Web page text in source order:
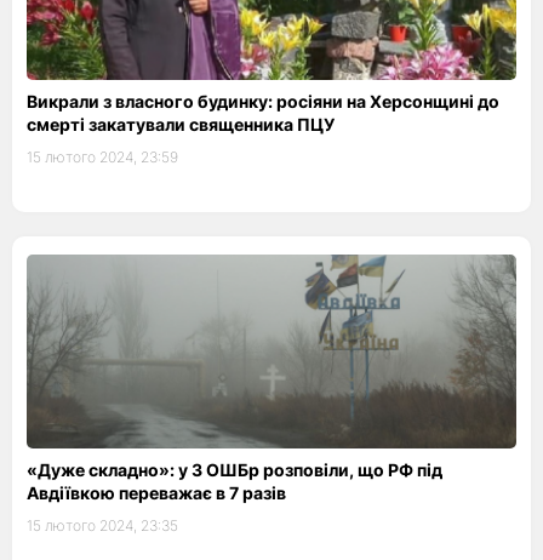
Викрали з власного будинку: росіяни на Херсонщині до
смерті закатували священника ПЦУ
15 лютого 2024, 23:59
«Дуже складно»: у 3 ОШБр розповіли, що РФ під
Авдіївкою переважає в 7 разів
15 лютого 2024, 23:35